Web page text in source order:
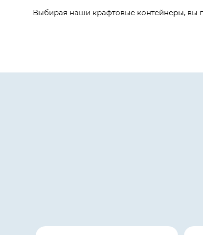
Выбирая наши крафтовые контейнеры, вы